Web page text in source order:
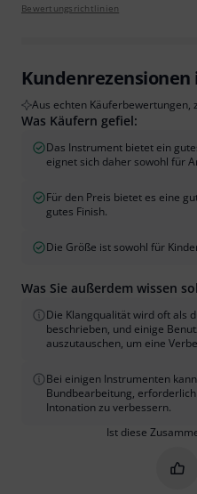
Bewertungsrichtlinien
Aus echten Käuferbewertungen,
Was Käufern gefiel:
Das Instrument bietet ein
eignet sich daher sowohl für
Für den Preis bietet es eine
gutes Finish.
Die Größe ist sowohl für
Was Sie außerdem wissen
Die Klangqualität wird oft als
beschrieben, und einige
auszutauschen, um eine
Bei einigen Instrumenten
Bundbearbeitung,
Intonation zu verbessern.
Ist diese